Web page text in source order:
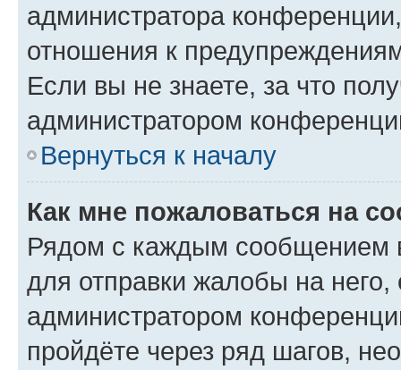
администратора
отношения к
Если вы не знаете, за что
администратором
Вернуться к началу
Как мне пожаловаться на
Рядом с каждым сообщением
для отправки жалобы на
администратором
пройдёте через ряд шагов,